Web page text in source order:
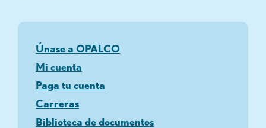
Únase a OPALCO
Mi cuenta
Paga tu cuenta
Carreras
Biblioteca de documentos